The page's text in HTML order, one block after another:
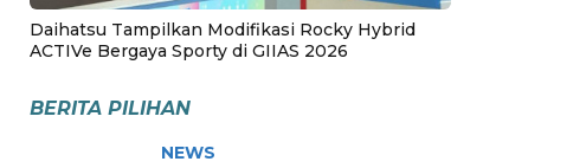
Daihatsu Tampilkan Modifikasi Rocky Hybrid
ACTIVe Bergaya Sporty di GIIAS 2026
BERITA PILIHAN
NEWS